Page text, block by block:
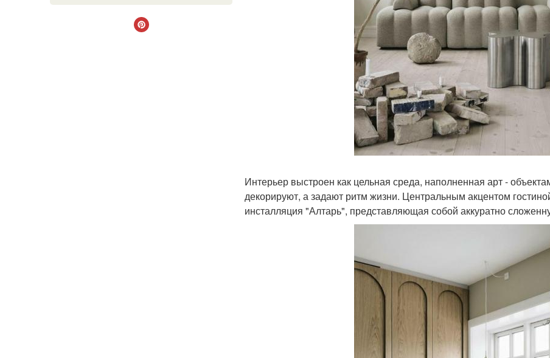
Интерьер выстроен как цельная среда, наполненная арт -
декорируют, а задают ритм жизни. Центральным акцентом
инсталляция "Алтарь", представляющая собой аккуратно